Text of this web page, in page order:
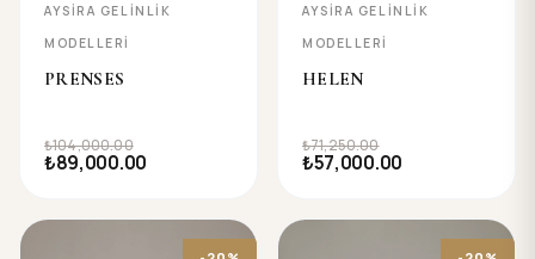
AYSIRA GELINLIK
MODELLERI
PRENSES
₺104,000.00
₺89,000.00
AYSIRA GELINLIK
MODELLERI
HELEN
₺71,250.00
₺57,000.00